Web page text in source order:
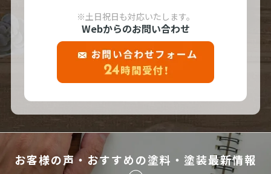
※土日祝日も対応いたします。
Webからのお問い合わせ
お客様の声・おすすめの塗料・塗装最新情報